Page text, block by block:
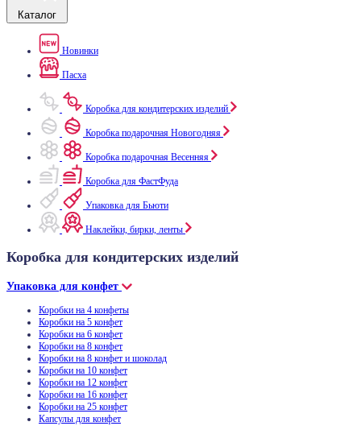
Каталог
Новинки
Пасха
Коробка для кондитерских изделий
Коробка подарочная Новогодняя
Коробка подарочная Весенняя
Коробка для ФастФуда
Упаковка для Бьюти
Наклейки, бирки, ленты
Коробка для кондитерских изделий
Упаковка для конфет
Коробки на 4 конфеты
Коробки на 5 конфет
Коробки на 6 конфет
Коробки на 8 конфет
Коробки на 8 конфет и шоколад
Коробки на 10 конфет
Коробки на 12 конфет
Коробки на 16 конфет
Коробки на 25 конфет
Капсулы для конфет